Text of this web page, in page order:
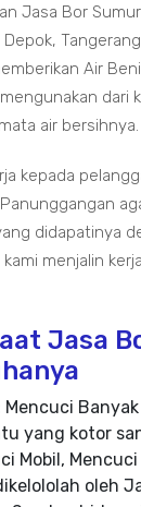
Jasa Bor
Air
dari
air bersihnya.
kepada
didapatinya
menjalin
Jasa
Mencuci
yang kotor
Mobil,
oleh